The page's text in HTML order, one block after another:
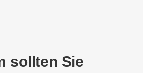
sollten Sie